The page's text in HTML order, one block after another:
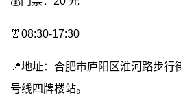
⏰08:30-17:30
📍地址：合肥市庐阳区淮河路步行
号线四牌楼站。